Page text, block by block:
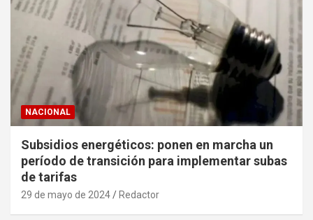
NACIONAL
Subsidios energéticos: ponen en marcha un
período de transición para implementar subas
de tarifas
29 de mayo de 2024 Redactor